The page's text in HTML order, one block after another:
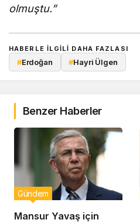
olmuştu.”
HABERLE ILGILI DAHA FAZLASI
#Erdoğan #Hayri Ülgen
Benzer Haberler
Mansur Yavaş için
Gündem